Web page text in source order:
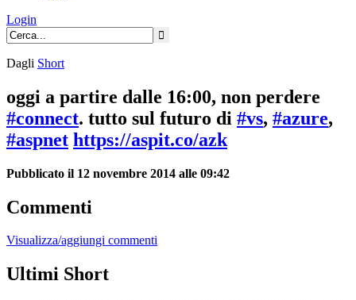
Login
Dagli Short
oggi a partire dalle 16:00, non perdere
#connect. tutto sul futuro di #vs, #azure,
#aspnet https://aspit.co/azk
Pubblicato il 12 novembre 2014 alle 09:42
Commenti
Visualizza/aggiungi commenti
Ultimi Short